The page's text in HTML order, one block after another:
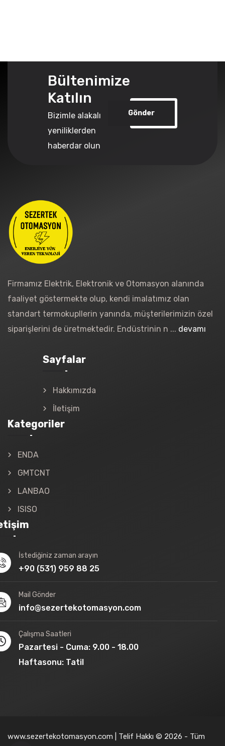
Bültenimize
Katılın
Bizimle alakalı
yeniliklerden
haberdar olun
Gönder
Firmamız Elektrik, Elektronik ve Otomasyon alanında
faaliyet göstermekte olup, kendi imalatımız olan
standart termokupllerin yanında, müşterilerimizin özel
siparişlerini de üretmektedir. Endüstrinin n ... devamı
Sayfalar
Hakkımızda
İletişim
Kategoriler
ENDA
GMTCNT
LANBAO
ISISO
İstediğiniz zaman arayın
+90 (531) 959 88 25
Mail Gönder
info@sezertekotomasyon.com
Çalışma Saatleri
Pazartesi - Cuma: 9.00 - 18.00
Haftasonu: Tatil
www.sezertekotomasyon.com | Telif Hakkı © 2026 - Tüm